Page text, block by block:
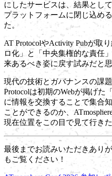
にしたサービスは、結果とし
プラットフォームに閉じ込め
た。
AT ProtocolやActivity Pubが取
ロ化」と「中央集権的な責任
来あるべき姿に戻す試みだと思
現代の技術とガバナンスの課
Protocolは初期のWebが掲げた
に情報を交換することで集合
ことができるのか、
現在位置をこの目で見て行き
最後までお読みいただきあり
もご覧ください！